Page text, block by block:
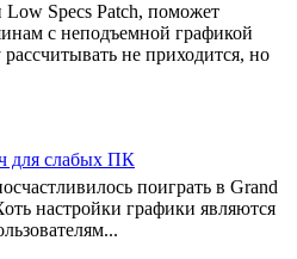
Specs Patch, поможет
с неподъемной графикой
не приходится, но
для слабых ПК
поиграть в Grand
настройки графики являются